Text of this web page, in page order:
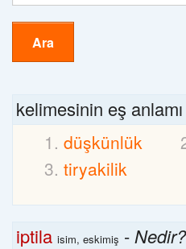
Ara
kelimesinin eş anlamı
düşkünlük
tiryakilik
iptila isim, eskimiş -Nedir?